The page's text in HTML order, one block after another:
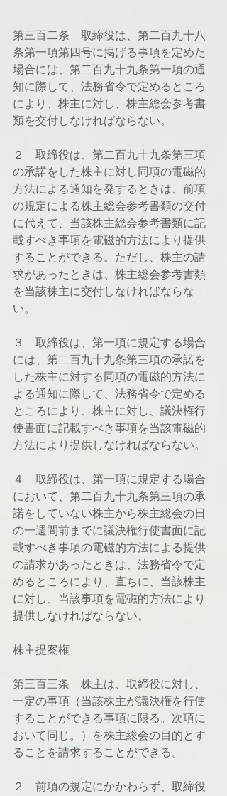
第三百二条　取締役は、第二百九十八
条第一項第四号に掲げる事項を定めた
場合には、第二百九十九条第一項の通
知に際して、法務省令で定めるところ
により、株主に対し、株主総会参考書
類を交付しなければならない。
２　取締役は、第二百九十九条第三項
の承諾をした株主に対し同項の電磁的
方法による通知を発するときは、前項
の規定による株主総会参考書類の交付
に代えて、当該株主総会参考書類に記
載すべき事項を電磁的方法により提供
することができる。ただし、株主の請
求があったときは、株主総会参考書類
を当該株主に交付しなければならな
い。
３　取締役は、第一項に規定する場合
には、第二百九十九条第三項の承諾を
した株主に対する同項の電磁的方法に
よる通知に際して、法務省令で定める
ところにより、株主に対し、議決権行
使書面に記載すべき事項を当該電磁的
方法により提供しなければならない。
４　取締役は、第一項に規定する場合
において、第二百九十九条第三項の承
諾をしていない株主から株主総会の日
の一週間前までに議決権行使書面に記
載すべき事項の電磁的方法による提供
の請求があったときは、法務省令で定
めるところにより、直ちに、当該株主
に対し、当該事項を電磁的方法により
提供しなければならない。
株主提案権
第三百三条　株主は、取締役に対し、
一定の事項（当該株主が議決権を行使
することができる事項に限る。次項に
おいて同じ。）を株主総会の目的とす
ることを請求することができる。
２　前項の規定にかかわらず、取締役